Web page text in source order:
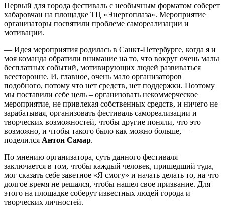
Первый для города фестиваль с необычным форматом соберет
хабаровчан на площадке ТЦ «Энергоплаза». Мероприятие
организаторы посвятили проблеме самореализации и
мотивации.
— Идея мероприятия родилась в Санкт-Петербурге, когда я и
моя команда обратили внимание на то, что вокруг очень малы
бесплатных событий, мотивирующих людей развиваться
всесторонне. И, главное, очень мало организаторов
подобного, потому что нет средств, нет поддержки. Поэтому
мы поставили себе цель – организовать некоммерческое
мероприятие, не привлекая собственных средств, и ничего не
зарабатывая, организовать фестиваль самореализации и
творческих возможностей, чтобы другие поняли, что это
возможно, и чтобы такого было как можно больше, —
поделился Антон Самар.
По мнению организатора, суть данного фестиваля
заключается в том, чтобы каждый человек, пришедший туда,
мог сказать себе заветное «Я смогу» и начать делать то, на что
долгое время не решался, чтобы нашел свое призвание. Для
этого на площадке соберут известных людей города и
творческих личностей.